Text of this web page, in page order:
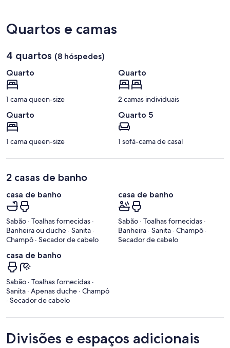
Quartos e camas
4 quartos (8 hóspedes)
Quarto
1 cama queen-size
Quarto
2 camas individuais
Quarto
1 cama queen-size
Quarto 5
1 sofá-cama de casal
2 casas de banho
casa de banho
Sabão · Toalhas fornecidas ·
Banheira ou duche · Sanita ·
Champô · Secador de cabelo
casa de banho
Sabão · Toalhas fornecidas ·
Banheira · Sanita · Champô ·
Secador de cabelo
casa de banho
Sabão · Toalhas fornecidas ·
Sanita · Apenas duche · Champô
· Secador de cabelo
Divisões e espaços adicionais